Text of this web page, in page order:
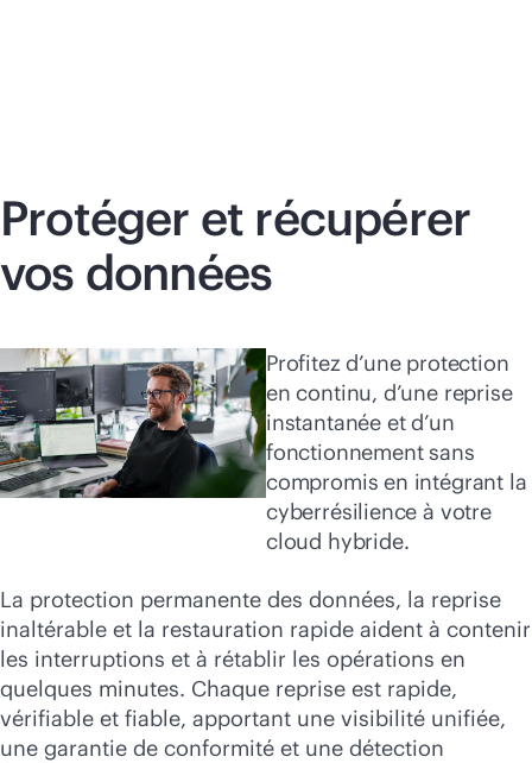
Protéger et récupérer
vos données
Profitez d’une protection
en continu, d’une reprise
instantanée et d’un
fonctionnement sans
compromis en intégrant la
cyberrésilience à votre
cloud hybride.
La protection permanente des données, la reprise
inaltérable et la restauration rapide aident à contenir
les interruptions et à rétablir les opérations en
quelques minutes. Chaque reprise est rapide,
vérifiable et fiable, apportant une visibilité unifiée,
une garantie de conformité et une détection